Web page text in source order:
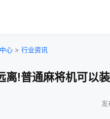
心 > 行业资讯
离!普通麻将机可以